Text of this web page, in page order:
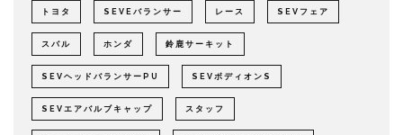
トヨタ SEVEバランサー レース SEVフェア
スバル ホンダ 鈴鹿サーキット
SEVヘッドバランサーPU SEVボディオンS
SEVエアバルブキャップ スタッフ